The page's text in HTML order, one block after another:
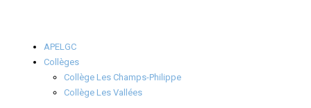
APELGC
Collèges
Collège Les Champs-Philippe
Collège Les Vallées